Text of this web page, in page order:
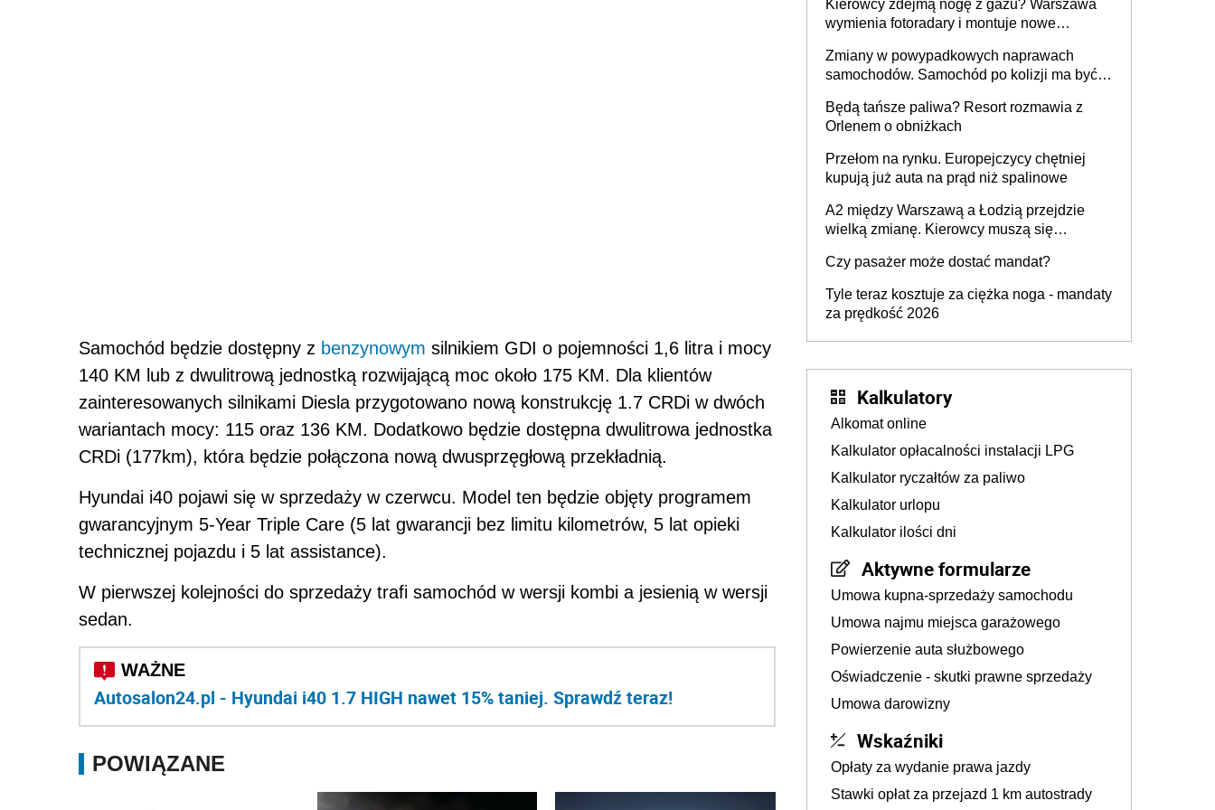
Samochód będzie dostępny z benzynowym silnikiem GDI o pojemności 1,6 litra i mocy
140 KM lub z dwulitrową jednostką rozwijającą moc około 175 KM. Dla klientów
zainteresowanych silnikami Diesla przygotowano nową konstrukcję 1.7 CRDi w dwóch
wariantach mocy: 115 oraz 136 KM. Dodatkowo będzie dostępna dwulitrowa jednostka
CRDi (177km), która będzie połączona nową dwusprzęgłową przekładnią.
Hyundai i40 pojawi się w sprzedaży w czerwcu. Model ten będzie objęty programem
gwarancyjnym 5-Year Triple Care (5 lat gwarancji bez limitu kilometrów, 5 lat opieki
technicznej pojazdu i 5 lat assistance).
W pierwszej kolejności do sprzedaży trafi samochód w wersji kombi a jesienią w wersji
sedan.
Autosalon24.pl - Hyundai i40 1.7 HIGH nawet 15% taniej. Sprawdź teraz!
POWIĄZANE
Kierowcy zdejmą nogę z gazu? Warszawa
wymienia fotoradary i montuje nowe
Zmiany w powypadkowych naprawach
samochodów. Samochód po kolizji ma być
technologią producenta
Będą tańsze paliwa? Resort rozmawia z
Orlenem o obniżkach
Przełom na rynku. Europejczycy chętniej
kupują już auta na prąd niż spalinowe
A2 między Warszawą a Łodzią przejdzie
wielką zmianę. Kierowcy muszą się
Czy pasażer może dostać mandat?
Tyle teraz kosztuje za ciężka noga - mandaty
za prędkość 2026
Kalkulatory
Alkomat online
Kalkulator opłacalności instalacji LPG
Kalkulator ryczałtów za paliwo
Kalkulator urlopu
Kalkulator ilości dni
Aktywne formularze
Umowa kupna-sprzedaży samochodu
Umowa najmu miejsca garażowego
Powierzenie auta służbowego
Oświadczenie - skutki prawne sprzedaży
Umowa darowizny
Wskaźniki
Opłaty za wydanie prawa jazdy
Stawki opłat za przejazd 1 km autostrady